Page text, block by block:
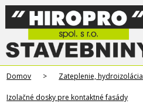
Domov > Zateplenie, hydroizolácia
Izolačné dosky pre kontaktné fasády